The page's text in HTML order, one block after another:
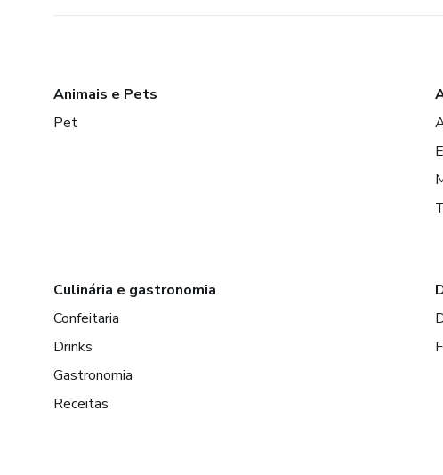
Animais e Pets
Pet
Culinária e gastronomia
Confeitaria
Drinks
Gastronomia
Receitas